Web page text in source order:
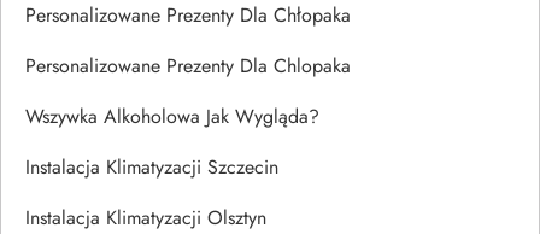
Personalizowane Prezenty Dla Chłopaka
Personalizowane Prezenty Dla Chlopaka
Wszywka Alkoholowa Jak Wygląda?
Instalacja Klimatyzacji Szczecin
Instalacja Klimatyzacji Olsztyn